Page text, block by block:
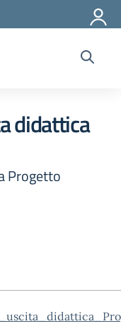
didattica
Progetto